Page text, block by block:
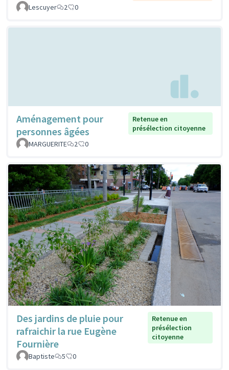
Lescuyer
2 0
Aménagement pour
personnes âgées
Retenue en
présélection citoyenne
MARGUERITE
2 0
Des jardins de pluie pour
rafraichir la rue Eugène
Fournière
Retenue en
présélection
citoyenne
Baptiste 5 0